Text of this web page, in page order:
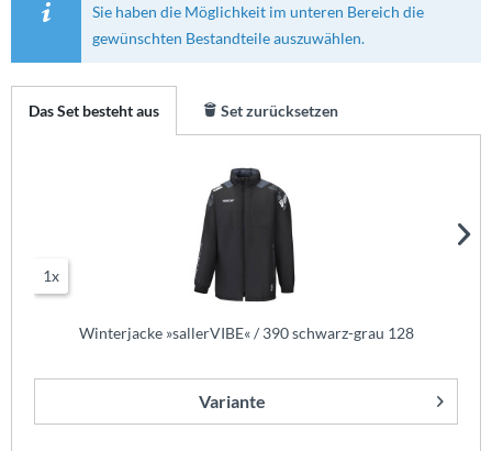
Sie haben die Möglichkeit im unteren Bereich die
gewünschten Bestandteile auszuwählen.
Das Set besteht aus Set zurücksetzen
1x
Winterjacke »sallerVIBE« / 390 schwarz-grau 128
Variante